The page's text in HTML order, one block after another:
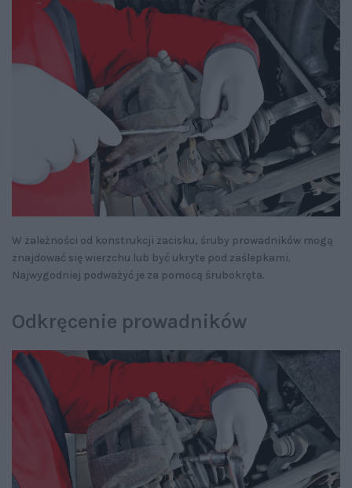
W zależności od konstrukcji zacisku, śruby prowadników mogą
znajdować się wierzchu lub być ukryte pod zaślepkami.
Najwygodniej podważyć je za pomocą śrubokręta.
Odkręcenie prowadników